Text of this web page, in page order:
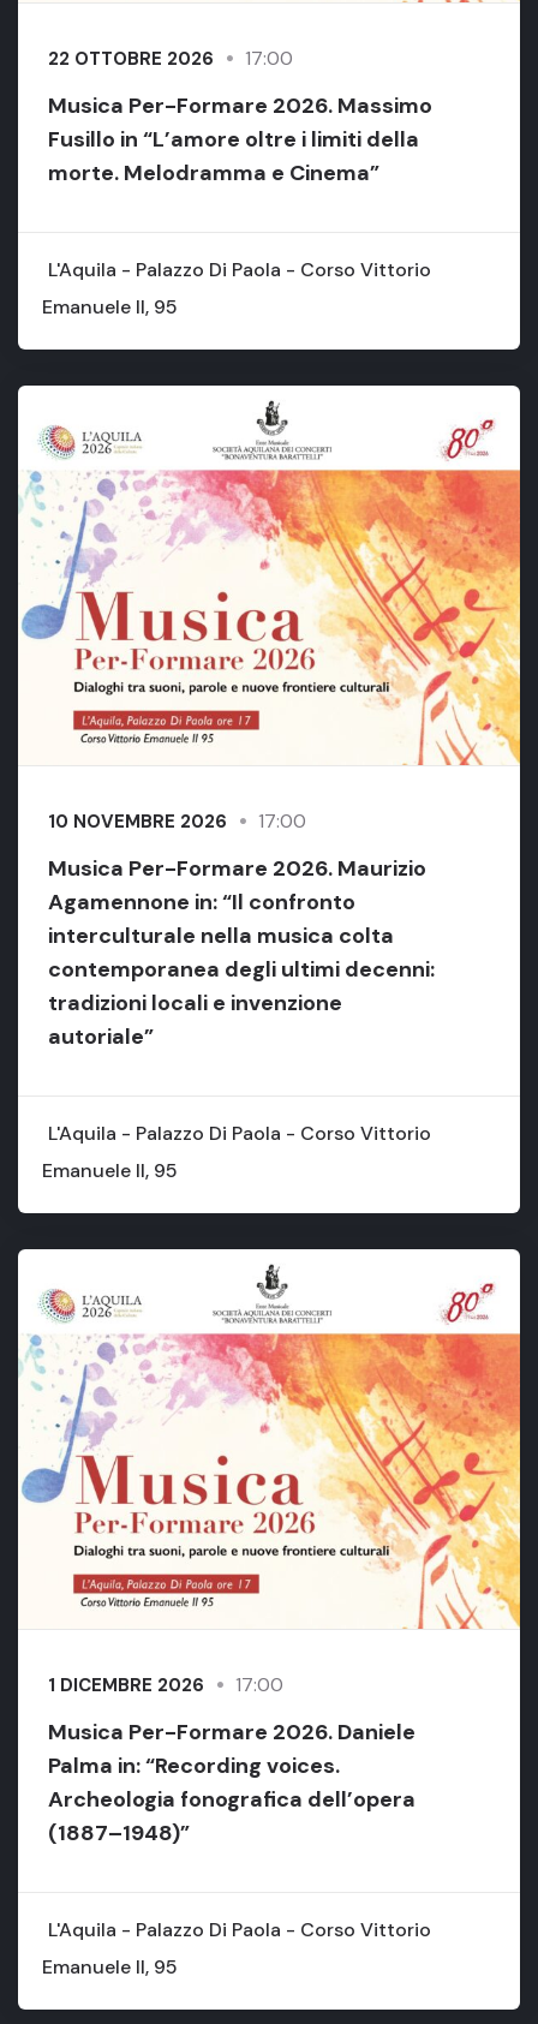
22 OTTOBRE 2026 17:00
Musica Per-Formare 2026. Massimo
Fusillo in “L’amore oltre i limiti della
morte. Melodramma e Cinema”
L'Aquila - Palazzo Di Paola - Corso Vittorio
Emanuele II, 95
10 NOVEMBRE 2026 17:00
Musica Per-Formare 2026. Maurizio
Agamennone in: “Il confronto
interculturale nella musica colta
contemporanea degli ultimi decenni:
tradizioni locali e invenzione
autoriale”
L'Aquila - Palazzo Di Paola - Corso Vittorio
Emanuele II, 95
1 DICEMBRE 2026 17:00
Musica Per-Formare 2026. Daniele
Palma in: “Recording voices.
Archeologia fonografica dell’opera
(1887–1948)”
L'Aquila - Palazzo Di Paola - Corso Vittorio
Emanuele II, 95